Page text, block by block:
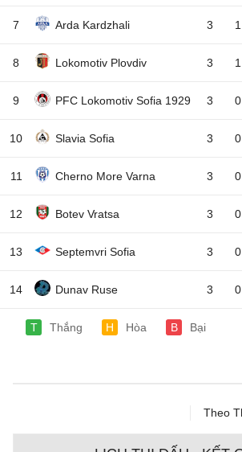
7 Arda Kardzhali 3 1
8 Lokomotiv Plovdiv 3 1
9 PFC Lokomotiv Sofia 1929 3 0
10 Slavia Sofia 3 0
11 Cherno More Varna 3 0
12 Botev Vratsa 3 0
13 Septemvri Sofia 3 0
14 Dunav Ruse 3 0
T Thắng H Hòa B Bại
Theo